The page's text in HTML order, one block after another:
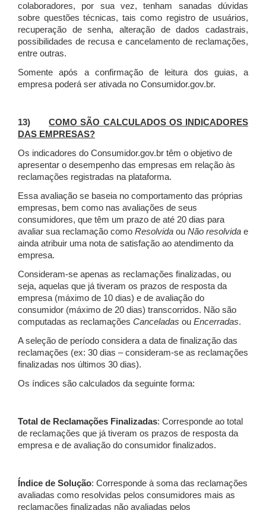
colaboradores, por sua vez, tenham sanadas dúvidas
sobre questões técnicas, tais como registro de usuários,
recuperação de senha, alteração de dados cadastrais,
possibilidades de recusa e cancelamento de reclamações,
entre outras.
Somente após a confirmação de leitura dos guias, a
empresa poderá ser ativada no Consumidor.gov.br.
13)COMO SÃO CALCULADOS OS INDICADORES
DAS EMPRESAS?
Os indicadores do Consumidor.gov.br têm o objetivo de
apresentar o desempenho das empresas em relação às
reclamações registradas na plataforma.
Essa avaliação se baseia no comportamento das próprias
empresas, bem como nas avaliações de seus
consumidores, que têm um prazo de até 20 dias para
avaliar sua reclamação como Resolvida ou Não resolvida e
ainda atribuir uma nota de satisfação ao atendimento da
empresa.
Consideram-se apenas as reclamações finalizadas, ou
seja, aquelas que já tiveram os prazos de resposta da
empresa (máximo de 10 dias) e de avaliação do
consumidor (máximo de 20 dias) transcorridos. Não são
computadas as reclamações Canceladas ou Encerradas.
A seleção de período considera a data de finalização das
reclamações (ex: 30 dias – consideram-se as reclamações
finalizadas nos últimos 30 dias).
Os índices são calculados da seguinte forma:
Total de Reclamações Finalizadas: Corresponde ao total
de reclamações que já tiveram os prazos de resposta da
empresa e de avaliação do consumidor finalizados.
Índice de Solução: Corresponde à soma das reclamações
avaliadas como resolvidas pelos consumidores mais as
reclamações finalizadas não avaliadas pelos